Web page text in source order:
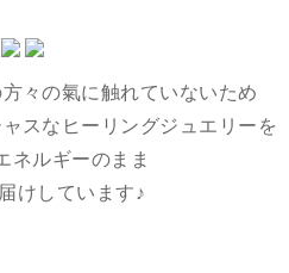
々の氣に触れていないため
スなヒーリングジュエリーを
ネルギーのまま
けしています♪